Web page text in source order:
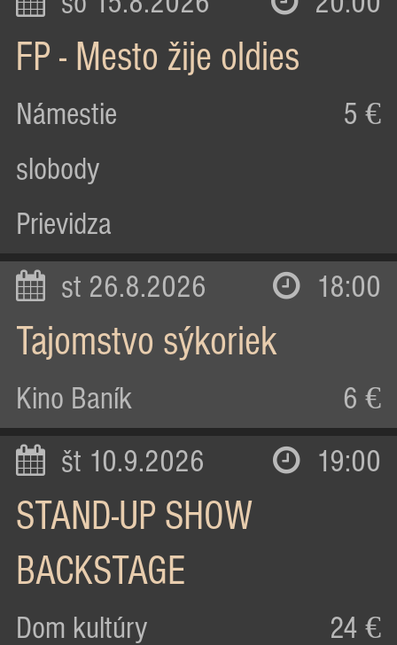
FP - Mesto žije oldies
Námestie
slobody
Prievidza
5 €
st 26.8.2026 18:00
Tajomstvo sýkoriek
Kino Baník 6 €
št 10.9.2026 19:00
STAND-UP SHOW
BACKSTAGE
Dom kultúry 24 €